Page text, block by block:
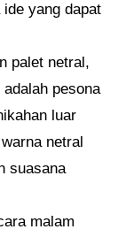
yang dapat
palet netral,
pesona
luar
netral
suasana
malam